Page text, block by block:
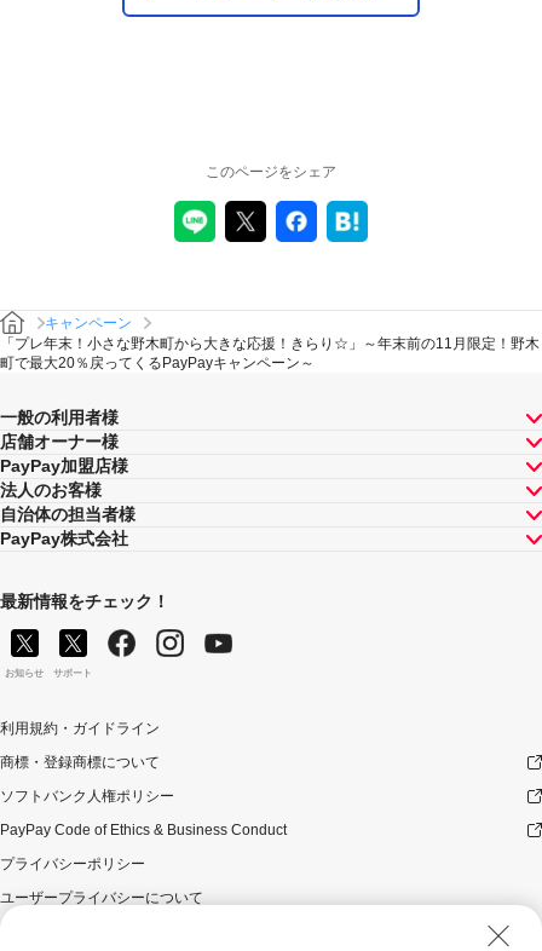
このページをシェア
キャンペーン
「プレ年末！小さな野木町から大きな応援！きらり☆」～年末前の11月限定！野木
町で最大20％戻ってくるPayPayキャンペーン～
一般の利用者様
店舗オーナー様
PayPay加盟店様
法人のお客様
自治体の担当者様
PayPay株式会社
最新情報をチェック！
お知らせ サポート
利用規約・ガイドライン
商標・登録商標について
ソフトバンク人権ポリシー
PayPay Code of Ethics & Business Conduct
プライバシーポリシー
ユーザープライバシーについて